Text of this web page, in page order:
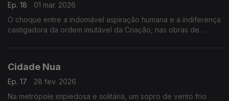
Ep. 18
01 mar. 2026
O choque entre a indomável aspiração humana e a indiferença
castigadora da ordem imutável da Criação, nas obras de
Cidade Nua
Ep. 17
28 fev. 2026
Na metrópole impiedosa e solitária, um sopro de vento frio